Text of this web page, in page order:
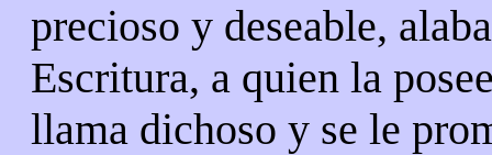
precioso y deseable,
Escritura, a quien la
llama dichoso y se le